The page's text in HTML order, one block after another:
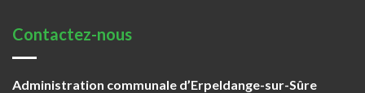
Contactez-nous
Administration communale d’Erpeldange-sur-Sûre